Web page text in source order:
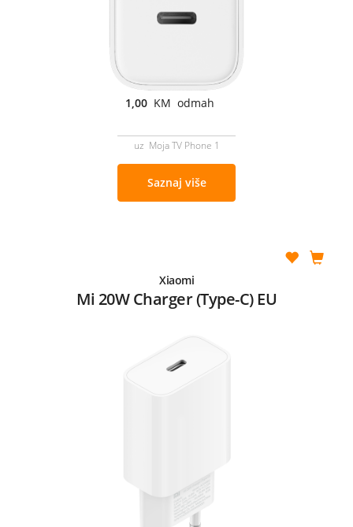
1,00 KM odmah
uz Moja TV Phone 1
Saznaj više
Xiaomi
Mi 20W Charger (Type-C) EU